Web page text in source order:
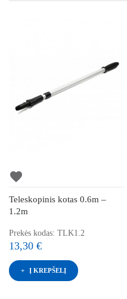
favorite
Teleskopinis kotas 0.6m –
1.2m
Prekės kodas: TLK1.2
13,30 €
Į KREPŠELĮ